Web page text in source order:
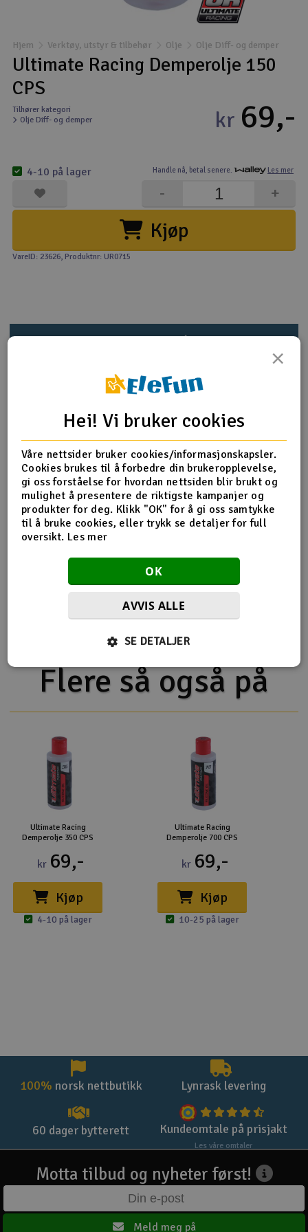
Droner
Droner for FPV
Fly
Helikopter
Kamerautstyr
Modellbygging, LEGO & byggesett
Modelljernbane
Outlet
Smarthjem, lek & hobby
Solenergi
Sparkesykler & elkjøretøy
Verktøy, utstyr & tilbehør
Hjem Verktøy, utstyr & tilbehør Olje Olje Diff- og demper
Ultimate Racing Demperolje 150
CPS
Tilhører kategori
Olje Diff- og demper
Handle nå, betal senere. Les mer
kr 69,-
Kjøp
+
-
4-10 på lager
VareID: 23626, Produktnr: UR0715
Produktinformasjon
Flaske med 60ml Ultimate Racing silikon demperolje for
oljefylte dempere. Ultimate Racing demperolje er laget av
100% ren silikonolje og will ikke tynnes i varmt vær eller
bli tykkere i kaldt vær. Jo høyere viskositetsnummeret er,
jo tykkere er oljen. Ultimate Racing silikonolje inneholder
antifriksjonstilsetninger for å sikre lang levetid på
demperne og for å minske viskositetsendringer.
60ml
159cSt
Flere så også på
Ultimate Racing
Demperolje 350 CPS
kr 69,-
Kjøp
4-10 på lager
Ultimate Racing
Demperolje 700 CPS
kr 69,-
Kjøp
10-25 på lager
100% norsk nettbutikk Lynrask levering
60 dager bytterett Kundeomtale på prisjakt
Les våre omtaler
Motta tilbud og nyheter først!
Meld meg på
×
Hei! Vi bruker cookies
Våre nettsider bruker cookies/informasjonskapsler.
Cookies brukes til å forbedre din brukeropplevelse,
gi oss forståelse for hvordan nettsiden blir brukt og
mulighet å presentere de riktigste kampanjer og
produkter for deg. Klikk "OK" for å gi oss samtykke
til å bruke cookies, eller trykk se detaljer for full
oversikt. Les mer
OK
AVVIS ALLE
SE DETALJER